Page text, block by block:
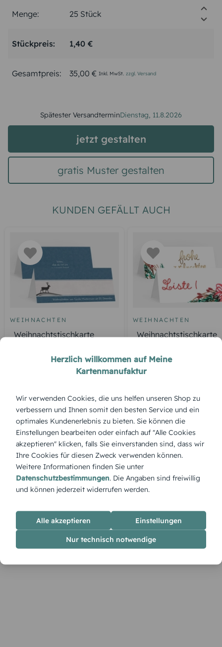
Menge:
Stückpreis: 1,40 €
Gesamtpreis: 35,00 € Inkl. MwSt. zzgl. Versand
Spätester VersandterminDienstag, 11.8.2026
jetzt gestalten
gratis Muster gestalten
KUNDEN GEFÄLLT AUCH
WEIHNACHTEN
Weihnachtstischkarte
WEIHNACHTEN
Weihnachtstischkarte
Produktbeschreibung
'Waldgeschichte' – verschneite Tannen, sanftes Licht und
kleine Waldbewohner schaffen eine Szene wie aus einem
Wintermärchen. Diese Tischkarte lädt ein, beim Festmahl in
Gedanken durch einen stillen, funkelnden Wald zu spazieren.
Herzlich willkommen auf Meine
Kartenmanufaktur
Wir verwenden Cookies, die uns helfen unseren Shop zu
verbessern und Ihnen somit den besten Service und ein
optimales Kundenerlebnis zu bieten. Sie können die
Einstellungen bearbeiten oder einfach auf "Alle Cookies
akzeptieren" klicken, falls Sie einverstanden sind, dass wir
Ihre Cookies für diesen Zweck verwenden können.
Weitere Informationen finden Sie unter
Datenschutzbestimmungen. Die Angaben sind freiwillig
und können jederzeit widerrufen werden.
Alle akzeptieren Einstellungen
Nur technisch notwendige